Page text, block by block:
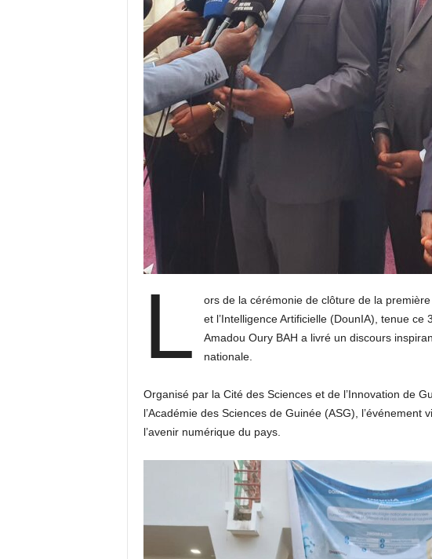
L
ors de la cérémonie de clôture de la
et l’Intelligence Artificielle (DounIA), tenue
Amadou Oury BAH a livré un discours
nationale.
Organisé par la Cité des Sciences et de l’Innovation de
l’Académie des Sciences de Guinée (ASG), l’événement
l’avenir numérique du pays.